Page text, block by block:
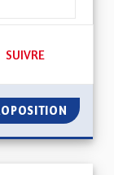
51 ABONNÉS
SUIVRE